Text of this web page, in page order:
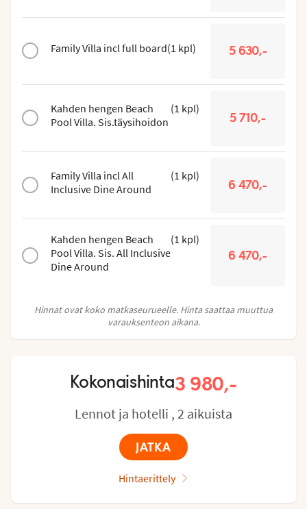
Family Villa incl full board(1 kpl) 5 630,-
Kahden hengen Beach
Pool Villa. Sis.täysihoidon
(1 kpl)
5 710,-
Family Villa incl All
Inclusive Dine Around
(1 kpl)
6 470,-
Kahden hengen Beach
Pool Villa. Sis. All Inclusive
Dine Around
(1 kpl)
6 470,-
Hinnat ovat koko matkaseurueelle. Hinta saattaa muuttua
varauksenteon aikana.
Kokonaishinta3 980,-
Lennot ja hotelli , 2 aikuista
JATKA
Hintaerittely